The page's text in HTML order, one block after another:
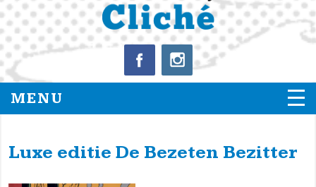
MENU
Luxe editie De Bezeten Bezitter